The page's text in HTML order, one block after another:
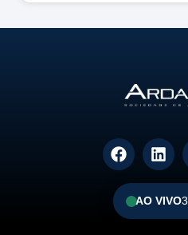
AO VIVO3